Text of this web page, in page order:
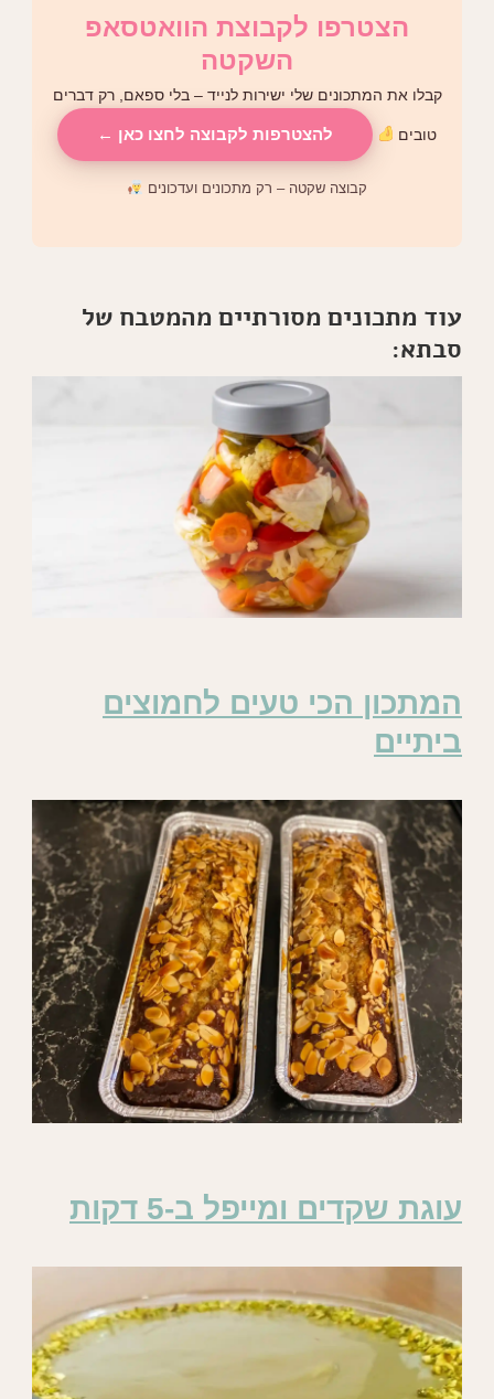
הצטרפו לקבוצת הוואטסאפ
השקטה
קבלו את המתכונים שלי ישירות לנייד – בלי ספאם, רק דברים
טובים להצטרפות לקבוצה לחצו כאן ←
קבוצה שקטה – רק מתכונים ועדכונים
עוד מתכונים מסורתיים מהמטבח של
סבתא:
המתכון הכי טעים לחמוצים
ביתיים
עוגת שקדים ומייפל ב-5 דקות